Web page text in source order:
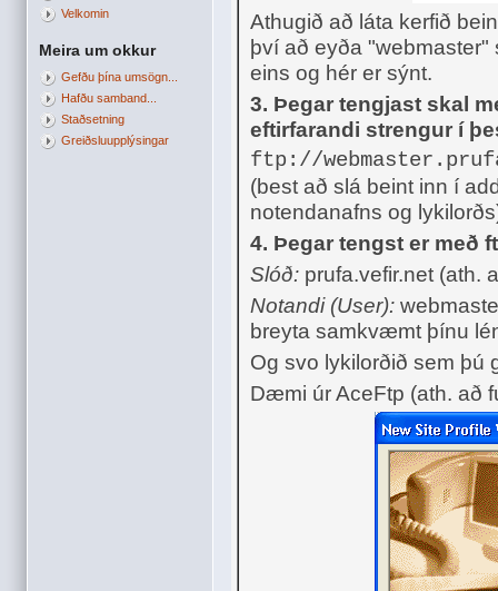
Velkomin
Meira um okkur
Gefðu þína umsögn...
Hafðu samband...
Staðsetning
Greiðsluupplýsingar
Athugið að láta kerfið
því að eyða
eins og hér er sýnt.
3. Þegar tengjast skal
eftirfarandi strengur í
ftp://
(best að slá beint inn í
notendanafns og
4. Þegar tengst er með
Slóð: prufa.vefir.net (ath.
Notandi (User):
breyta samkvæmt þínu
Og svo lykilorðið sem þú
Dæmi úr AceFtp (ath. að